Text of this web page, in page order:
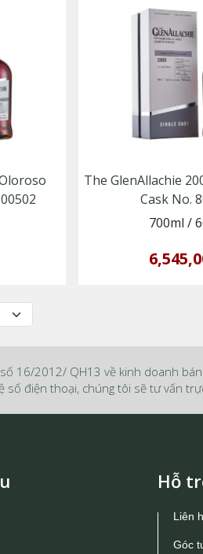
The GlenAllachie
Cask No.
700ml /
16/2012/ QH13 về kinh doanh
điện thoại, chúng tôi sẽ tư vấn
Hỗ
Liên
Góc